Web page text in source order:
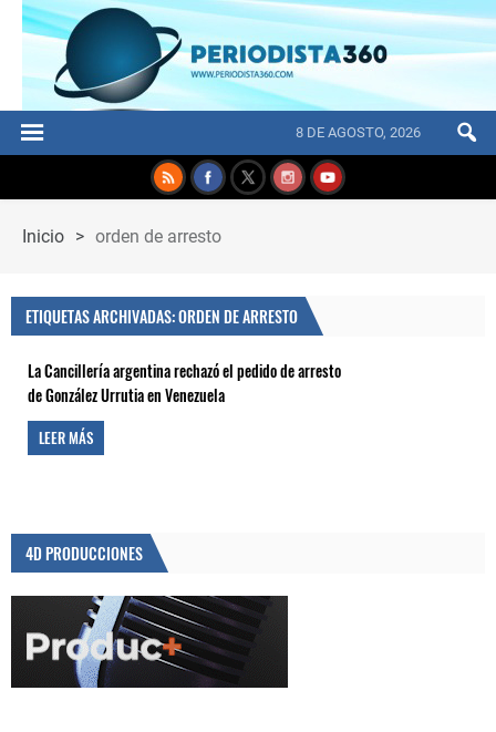
8 DE AGOSTO, 2026
Inicio > orden de arresto
ETIQUETAS ARCHIVADAS: ORDEN DE ARRESTO
La Cancillería argentina rechazó el pedido de arresto
de González Urrutia en Venezuela
LEER MÁS
4D PRODUCCIONES